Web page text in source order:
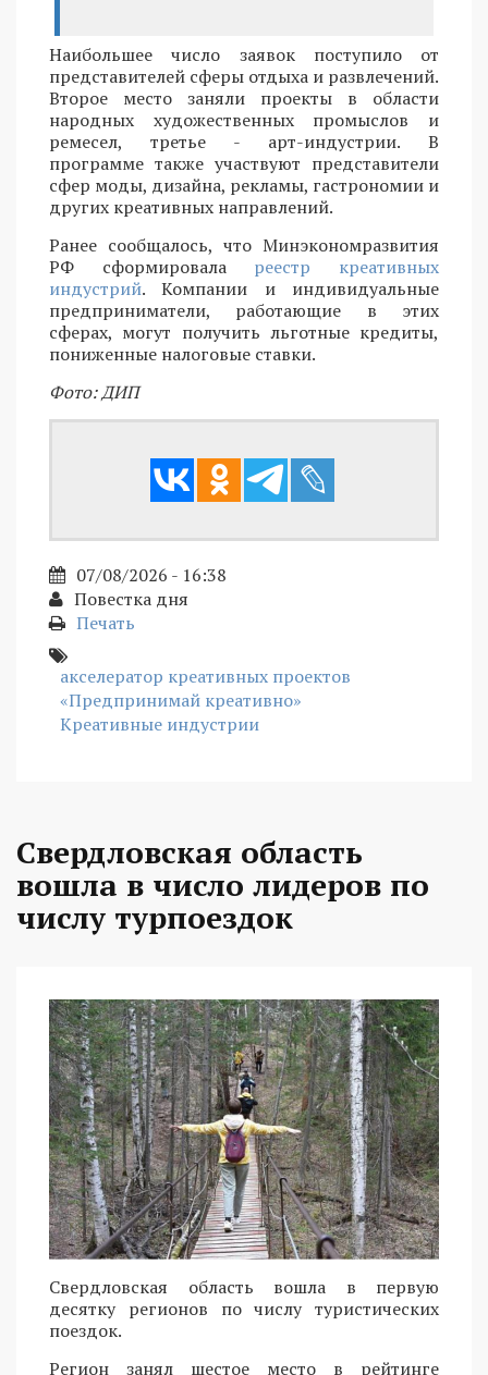
Наибольшее число заявок поступило от
представителей сферы отдыха и развлечений.
Второе место заняли проекты в области
народных художественных промыслов и
ремесел, третье - арт-индустрии. В
программе также участвуют представители
сфер моды, дизайна, рекламы, гастрономии и
других креативных направлений.
Ранее сообщалось, что Минэкономразвития
РФ сформировала реестр креативных
индустрий. Компании и индивидуальные
предприниматели, работающие в этих
сферах, могут получить льготные кредиты,
пониженные налоговые ставки.
Фото: ДИП
07/08/2026 - 16:38
Повестка дня
Печать
акселератор креативных проектов
«Предпринимай креативно»
Креативные индустрии
Свердловская область
вошла в число лидеров по
числу турпоездок
Свердловская область вошла в первую
десятку регионов по числу туристических
поездок.
Регион занял шестое место в рейтинге